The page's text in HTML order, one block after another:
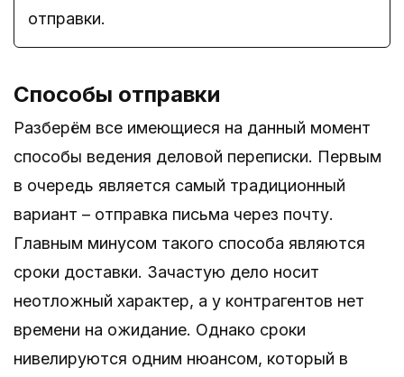
отправки.
Способы отправки
Разберём все имеющиеся на данный момент
способы ведения деловой переписки. Первым
в очередь является самый традиционный
вариант – отправка письма через почту.
Главным минусом такого способа являются
сроки доставки. Зачастую дело носит
неотложный характер, а у контрагентов нет
времени на ожидание. Однако сроки
нивелируются одним нюансом, который в